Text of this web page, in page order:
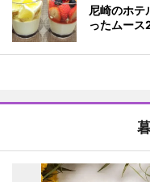
尼崎のホ
ったムース